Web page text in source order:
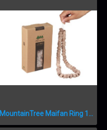
MountainTree Maifan Ring 1L MTF223